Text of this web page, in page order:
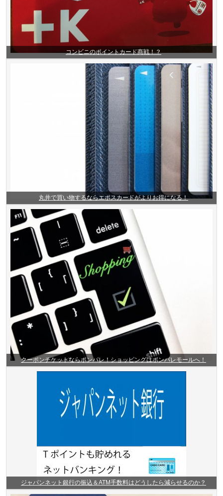
コンビニのポイントカード商戦！？
丸井で買い物するならエポスカードがよりお得になる！
クーポンチケットならポンパレ！ショッピングはポンパレモールへ！
ジャパンネット銀行の振込＆ATM手数料はどうしたら減らせるのか？